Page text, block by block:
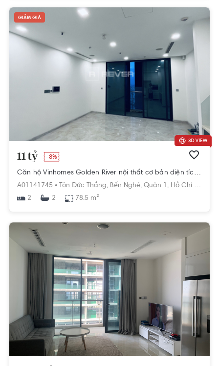
GIẢM GIÁ
11 tỷ -8%
Căn hộ Vinhomes Golden River nội thất cơ bản diện tích 78.5m².
A01141745 • Tôn Đức Thắng, Bến Nghé, Quận 1, Hồ Chí Minh
2
2 78.5 m²